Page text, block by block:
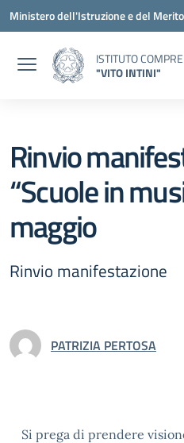
Vai ai contenuti
Vai al menu di navigazione
Vai al footer
Ministero dell'Istruzione e del Merito
ISTITUTO
"VITO INTINI"
Rinvio
“Scuole in
maggio
Rinvio manifestazione
PATRIZIA PERTOSA
Si prega di prendere